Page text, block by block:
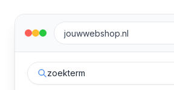
jouwwebshop.nl
zoekterm